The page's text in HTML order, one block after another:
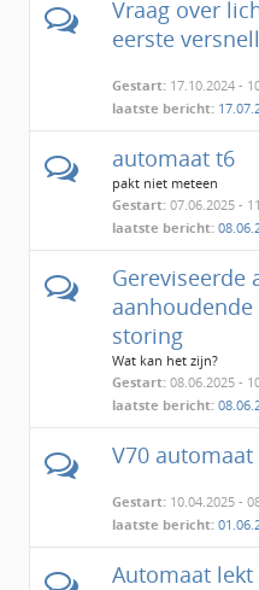
Vraag over
eerste
Gestart: 17.10.2024 -
laatste bericht:
automaat t6
pakt niet meteen
Gestart: 07.06.2025 -
laatste bericht:
Gereviseerde
storing
Wat kan het zijn?
Gestart: 08.06.2025 -
laatste bericht:
V70
Gestart: 10.04.2025 -
laatste bericht:
Automaat